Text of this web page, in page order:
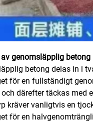
av genomsläpplig betong
betong delas in i
för en fullständigt
därefter täckas med
kräver vanligtvis en
för en